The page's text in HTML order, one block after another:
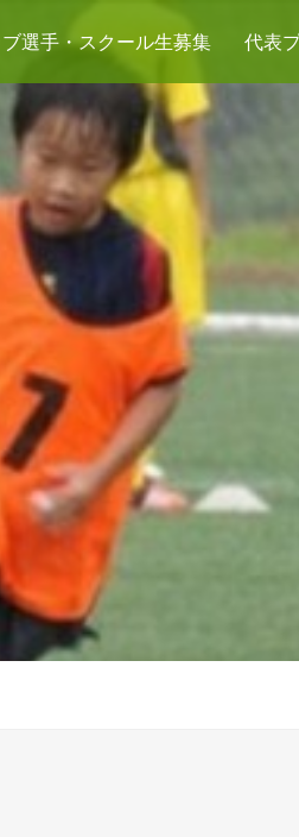
選手・スクール生募集 代表